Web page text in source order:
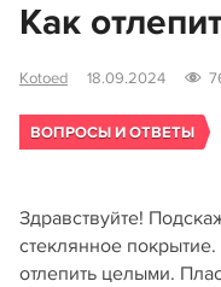
Как
Kotoed 18.09.2024
ВОПРОСЫ И ОТВЕТЫ
Здравствуйте!
стеклянное
отлепить целыми.